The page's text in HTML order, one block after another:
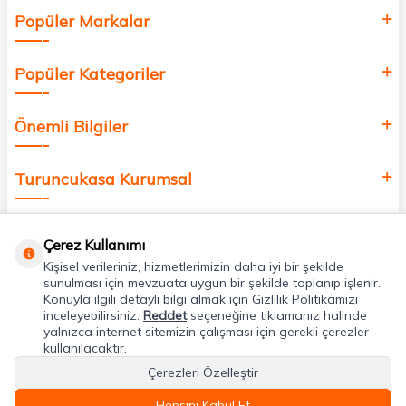
Popüler Markalar
Popüler Kategoriler
Önemli Bilgiler
Turuncukasa Kurumsal
Uygulamalarımız
Adres & İletişim
Çerez Kullanımı
Kişisel verileriniz, hizmetlerimizin daha iyi bir şekilde
sunulması için mevzuata uygun bir şekilde toplanıp işlenir.
Konuyla ilgili detaylı bilgi almak için Gizlilik Politikamızı
inceleyebilirsiniz. Reddetseçeneğine tıklamanız halinde
yalnızca internet sitemizin çalışması için gerekli çerezler
kullanılacaktır.
Çerezleri Özelleştir